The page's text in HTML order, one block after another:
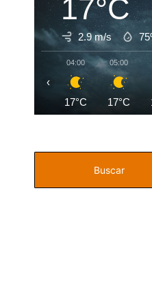
17°C
2.9 m/s
04:00
17°C
05:00
17°C
‹